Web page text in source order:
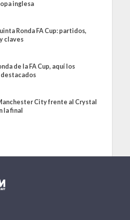
inglesa
Ronda FA Cup: partidos,
claves
de la FA Cup, aquí los
City frente al Crystal
la final